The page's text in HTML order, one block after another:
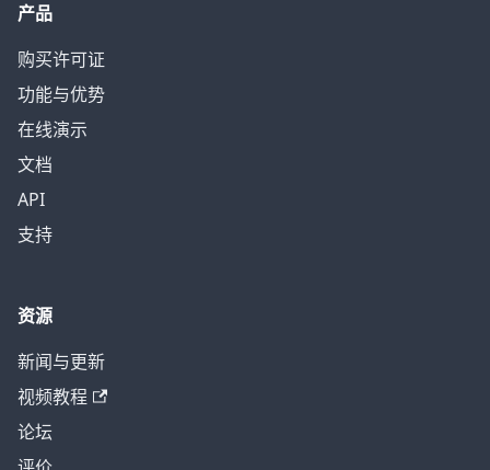
产品
购买许可证
功能与优势
在线演示
文档
API
支持
资源
新闻与更新
视频教程
论坛